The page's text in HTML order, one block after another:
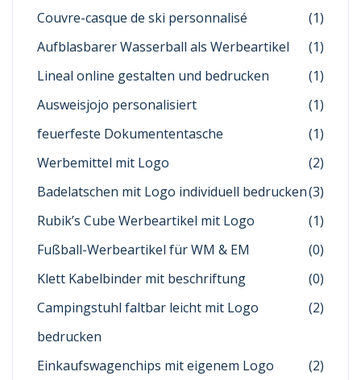
Couvre-casque de ski personnalisé
(1)
Aufblasbarer Wasserball als Werbeartikel
(1)
Lineal online gestalten und bedrucken
(1)
Ausweisjojo personalisiert
(1)
feuerfeste Dokumententasche
(1)
Werbemittel mit Logo
(2)
Badelatschen mit Logo individuell bedrucken(3)
Rubik’s Cube Werbeartikel mit Logo
(1)
Fußball-Werbeartikel für WM & EM
(0)
Klett Kabelbinder mit beschriftung
(0)
Campingstuhl faltbar leicht mit Logo
bedrucken
(2)
Einkaufswagenchips mit eigenem Logo
(2)